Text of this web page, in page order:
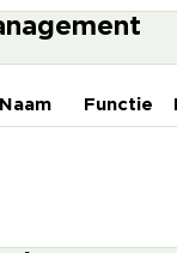
Naam Functie